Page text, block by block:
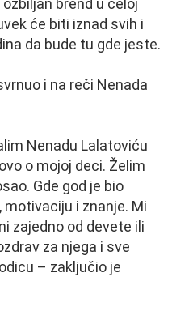
brend u celoj
će biti iznad svih i
da bude tu gde jeste.
i na reči Nenada
Nenadu Lalatoviću
o mojoj deci. Želim
Gde god je bio
motivaciju i znanje. Mi
zajedno od devete ili
za njega i sve
– zaključio je